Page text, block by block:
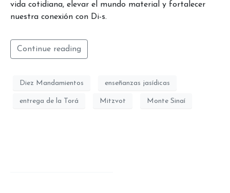
vida cotidiana, elevar el mundo material y fortalecer
nuestra conexión con Di-s.
Continue reading
Diez Mandamientos enseñanzas jasídicas
entrega de la Torá Mitzvot Monte Sinaí